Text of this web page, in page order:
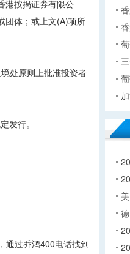
港按揭证券有限公
团体；或上文(A)项所
处原则上批准投资者
发行。
通过乔鸿400电话找到